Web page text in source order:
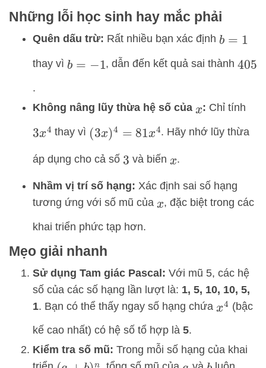
Những lỗi học sinh hay mắc phải
Quên dấu trừ: Rất nhiều bạn xác định b =1
thay vì b =− 1 , dẫn đến kết quả sai thành405
.
Không nâng lũy thừa hệ số của x: Chỉ tính
3x4 thay vì (3x)4 =81x4 . Hãy nhớ lũy thừa
áp dụng cho cả số 3 và biến x.
Nhầm vị trí số hạng: Xác định sai số hạng
tương ứng với số mũ của x, đặc biệt trong các
khai triển phức tạp hơn.
Mẹo giải nhanh
Sử dụng Tam giác Pascal: Với mũ 5, các hệ
số của các số hạng lần lượt là: 1, 5, 10, 10, 5,
1. Bạn có thể thấy ngay số hạng chứa x4 (bậc
kế cao nhất) có hệ số tổ hợp là 5.
Kiểm tra số mũ: Trong mỗi số hạng của khai